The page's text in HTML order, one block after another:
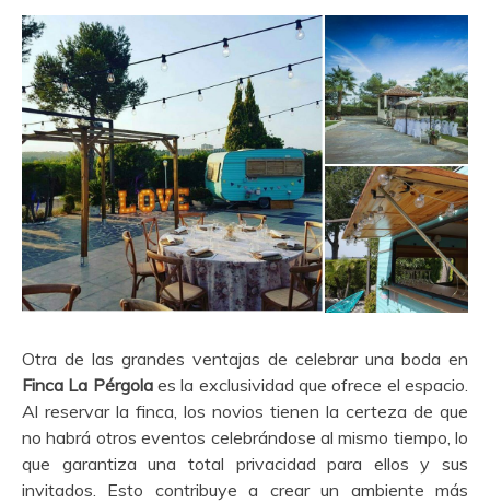
Otra de las grandes ventajas de celebrar una boda en
Finca La Pérgolaes la exclusividad que ofrece el espacio.
Al reservar la finca, los novios tienen la certeza de que
no habrá otros eventos celebrándose al mismo tiempo, lo
que garantiza una total privacidad para ellos y sus
invitados. Esto contribuye a crear un ambiente más